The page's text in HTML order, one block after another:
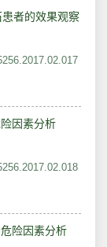
者的效果观察
因素分析
险因素分析